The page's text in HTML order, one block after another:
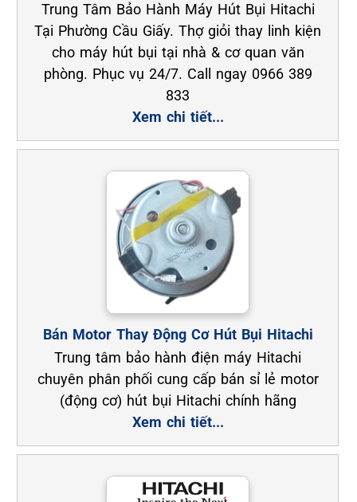
Trung Tâm Bảo Hành Máy Hút Bụi Hitachi
Tại Phường Cầu Giấy. Thợ giỏi thay linh kiện
cho máy hút bụi tại nhà & cơ quan văn
phòng. Phục vụ 24/7. Call ngay 0966 389
833
Xem chi tiết...
Bán Motor Thay Động Cơ Hút Bụi Hitachi
Trung tâm bảo hành điện máy Hitachi
chuyên phân phối cung cấp bán sỉ lẻ motor
(động cơ) hút bụi Hitachi chính hãng
Xem chi tiết...